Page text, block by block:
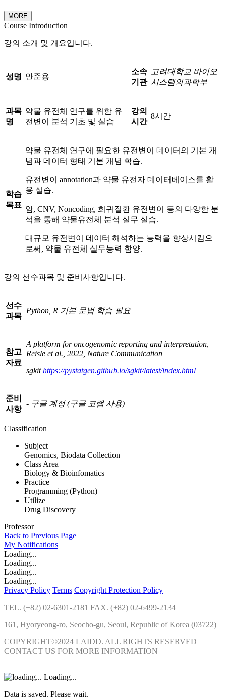
MORE
Course Introduction
강의 소개 및 개요입니다.
성명 안준용
소속
기관
고려대학교 바이오
시스템의과학부
과목
명
약물 유전체 연구를 위한 유
전변이 분석 기초 및 실습
강의
시간
8시간
학습
목표
약물 유전체 연구에 필요한 유전변이 데이터의 기본 개
념과 데이터 형태 기본 개념 학습.
유전변이 annotation과 약물 유전자 데이터베이스를 활
용 실습.
암, CNV, Noncoding, 희귀질환 유전변이 등의 다양한 분
석을 통해 약물유전체 분석 실무 실습.
대규모 유전변이 데이터 해석하는 능력을 향상시킴으
로써, 약물 유전체 실무능력 함양.
강의 선수과목 및 준비사항입니다.
선수
과목
Python, R 기본 문법 학습 필요
참고
자료
A platform for oncogenomic reporting and interpretation,
Reisle et al., 2022, Nature Communication
sgkithttps://pystatgen.github.io/sgkit/latest/index.html
준비
사항
- 구글 계정(구글 코랩 사용)
Classification
Subject
Genomics, Biodata Collection
Class Area
Biology & Bioinfomatics
Practice
Programming (Python)
Utilize
Drug Discovery
Professor
Back to Previous Page
My Notifications
Loading...
Loading...
Loading...
Loading...
Privacy Policy Terms Copyright Protection Policy
TEL. (+82) 02-6301-2181 FAX. (+82) 02-6499-2134
161, Hyoryeong-ro, Seocho-gu, Seoul, Republic of Korea (03722)
COPYRIGHT©2024 LAIDD. ALL RIGHTS RESERVED
CONTACT US FOR MORE INFORMATION
Loading...
Data is saved. Please wait.